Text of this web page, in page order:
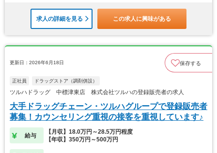
求人の詳細を見る この求人に興味がある
更新日：2026年6月18日 保存する
正社員 ドラッグストア（調剤併設）
ツルハドラッグ 中標津東店 株式会社ツルハの登録販売者の求人
大手ドラッグチェーン・ツルハグループで登録販売者
募集！カウンセリング重視の接客を重視しています♪
給与
【月収】18.0万円～28.5万円程度
【年収】350万円～500万円